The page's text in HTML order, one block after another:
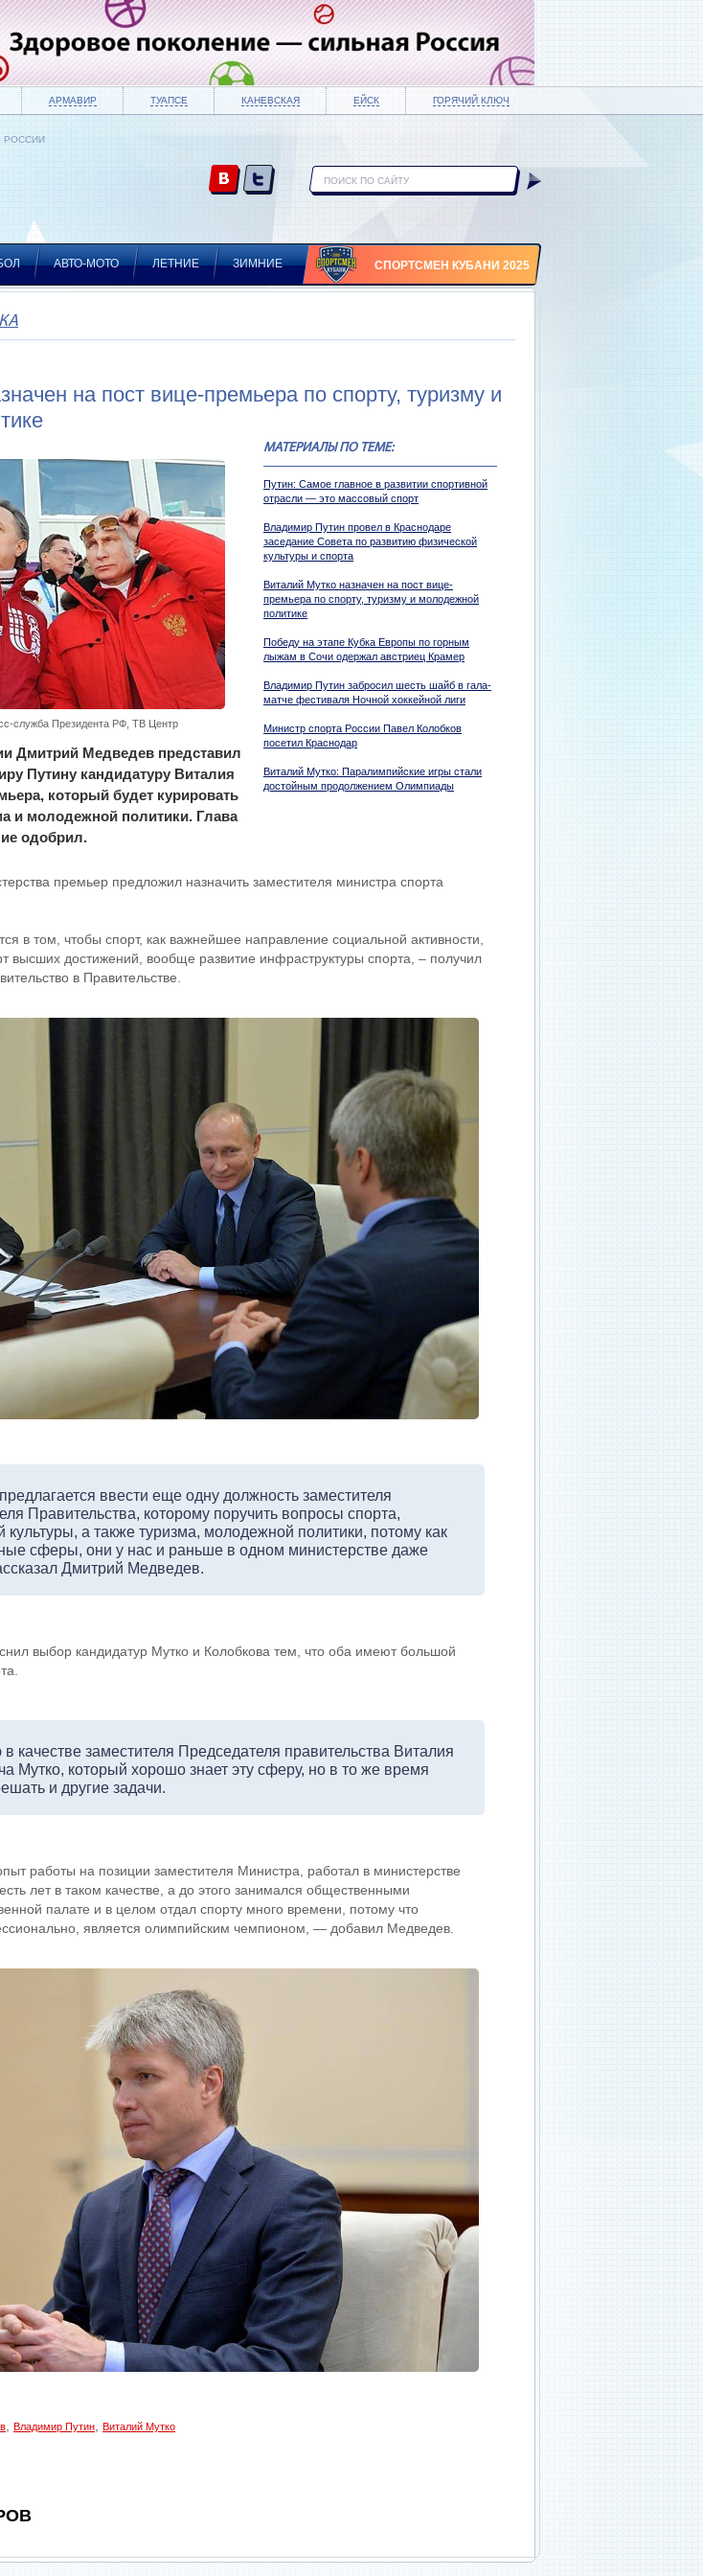
АРМАВИР ТУАПСЕ КАНЕВСКАЯ ЕЙСК ГОРЯЧИЙ КЛЮЧ
РОССИИ
АВТО-МОТО ЛЕТНИЕ ЗИМНИЕ СПОРТСМЕН КУБАНИ 2025
на пост вице-премьера по спорту, туризму и
МАТЕРИАЛЫ ПО ТЕМЕ:
Путин: Самое главное в развитии спортивной
отрасли — это массовый спорт
Владимир Путин провел в Краснодаре
заседание Совета по развитию физической
культуры и спорта
Виталий Мутко назначен на пост вице-
премьера по спорту, туризму и молодежной
политике
Победу на этапе Кубка Европы по горным
лыжам в Сочи одержал австриец Крамер
Владимир Путин забросил шесть шайб в гала-
матче фестиваля Ночной хоккейной лиги
Министр спорта России Павел Колобков
посетил Краснодар
Виталий Мутко: Паралимпийские игры стали
достойным продолжением Олимпиады
служба Президента РФ, ТВ Центр
Дмитрий Медведев представил
Путину кандидатуру Виталия
который будет курировать
и молодежной политики. Глава
одобрил.
премьер предложил назначить заместителя министра спорта
в том, чтобы спорт, как важнейшее направление социальной активности,
высших достижений, вообще развитие инфраструктуры спорта, – получил
в Правительстве.
ввести еще одну должность заместителя
Правительства, которому поручить вопросы спорта,
культуры, а также туризма, молодежной политики, потому как
сферы, они у нас и раньше в одном министерстве даже
Дмитрий Медведев.
выбор кандидатур Мутко и Колобкова тем, что оба имеют большой
качестве заместителя Председателя правительства Виталия
Мутко, который хорошо знает эту сферу, но в то же время
и другие задачи.
работы на позиции заместителя Министра, работал в министерстве
лет в таком качестве, а до этого занимался общественными
палате и в целом отдал спорту много времени, потому что
является олимпийским чемпионом, — добавил Медведев.
Владимир Путин Виталий Мутко